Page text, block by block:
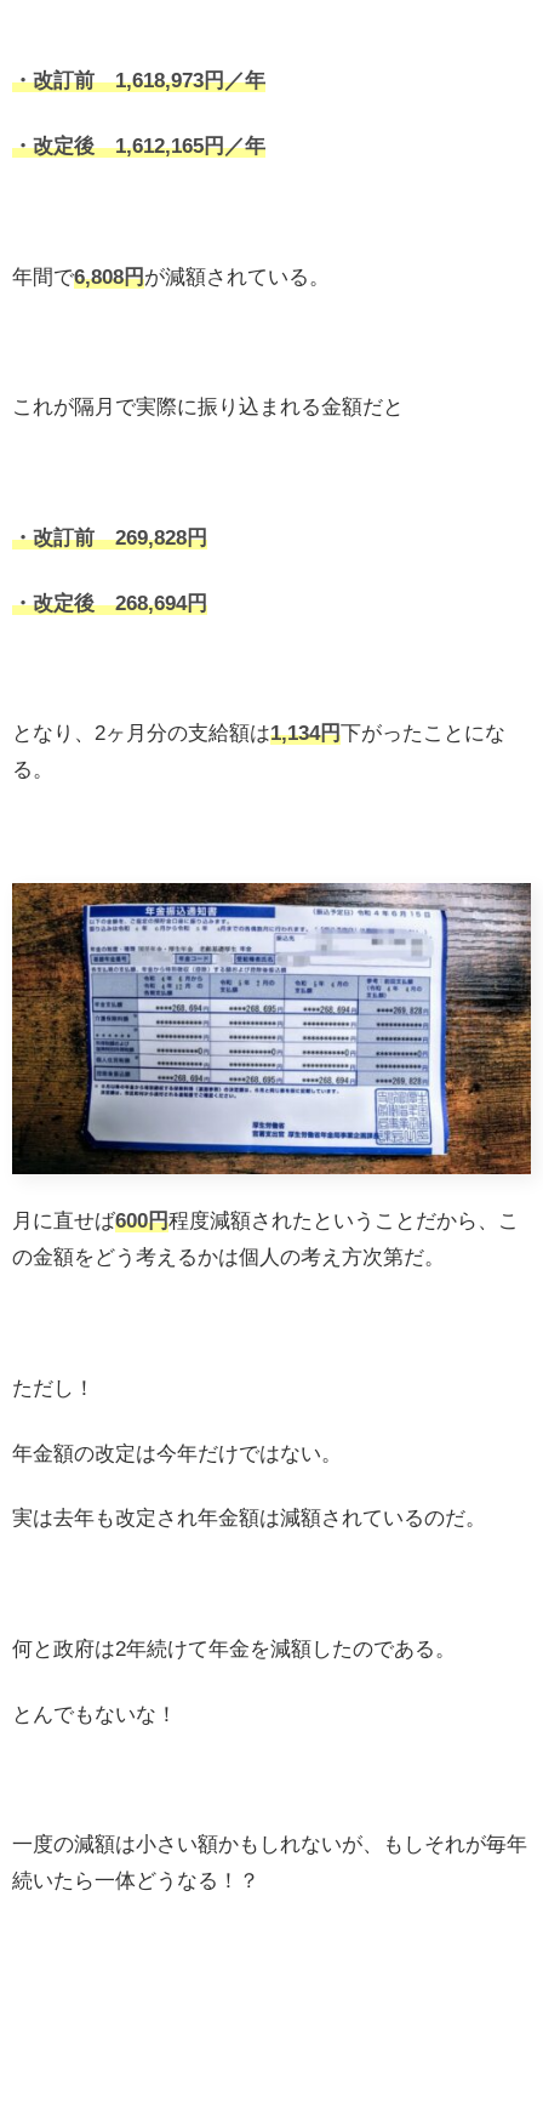
・改訂前 1,618,973円／年
・改定後 1,612,165円／年
年間で6,808円が減額されている。
これが隔月で実際に振り込まれる金額だと
・改訂前 269,828円
・改定後 268,694円
となり、2ヶ月分の支給額は1,134円下がったことにな
る。
月に直せば600円程度減額されたということだから、こ
の金額をどう考えるかは個人の考え方次第だ。
ただし！
年金額の改定は今年だけではない。
実は去年も改定され年金額は減額されているのだ。
何と政府は2年続けて年金を減額したのである。
とんでもないな！
一度の減額は小さい額かもしれないが、もしそれが毎年
続いたら一体どうなる！？